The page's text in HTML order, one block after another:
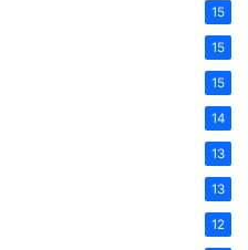
15
15
15
14
13
13
12